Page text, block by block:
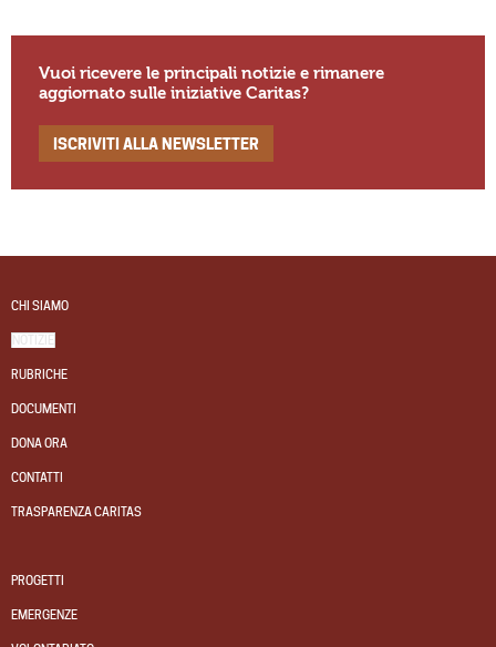
Vuoi ricevere le principali notizie e rimanere
aggiornato sulle iniziative Caritas?
ISCRIVITI ALLA NEWSLETTER
CHI SIAMO
NOTIZIE
RUBRICHE
DOCUMENTI
DONA ORA
CONTATTI
TRASPARENZA CARITAS
PROGETTI
EMERGENZE